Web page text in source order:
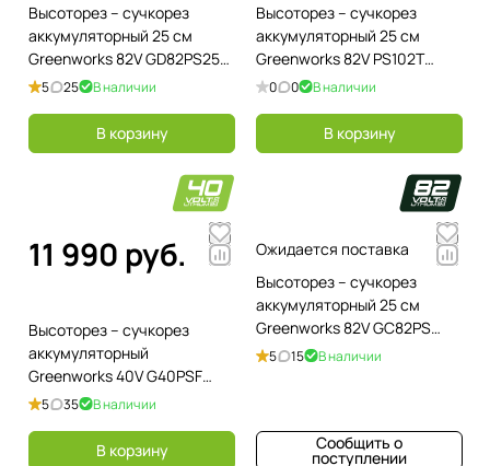
Высоторез – cучкорез
аккумуляторный 25 см
Greenworks 82V GD82PS25
1402207, бесщёточный, без
5 25 В наличии
В корзину
Высоторез – cучкорез
аккумуляторный 25 см
Greenworks 82V PS102T
1402407, бесщёточный, без
0 0 В наличии
В корзину
11 990 руб.
Высоторез – cучкорез
аккумуляторный
Greenworks 40V G40PSF
1401107, 20 см, без АКБ и ЗУ
5 35 В наличии
В корзину
Ожидается поставка
Высоторез – cучкорез
аккумуляторный 25 см
Greenworks 82V GC82PS
1400307, бесщёточный, без
5 15 В наличии
Сообщить о
поступлении